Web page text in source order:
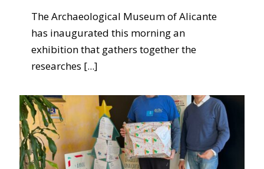
The Archaeological Museum of Alicante
has inaugurated this morning an
exhibition that gathers together the
researches [...]